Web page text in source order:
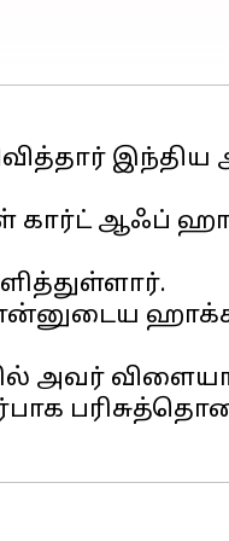
கார்ட் ஆஃப்
என்னுடைய
அவர்